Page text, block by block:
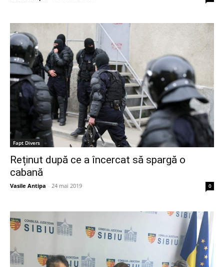
Fapt Divers
Reținut după ce a încercat să spargă o
cabană
Vasile Antipa - 24 mai 2019 0